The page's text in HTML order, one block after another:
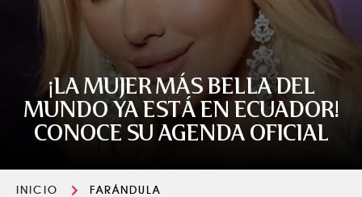
¡LA MUJER MÁS BELLA DEL
MUNDO YA ESTÁ EN ECUADOR!
CONOCE SU AGENDA OFICIAL
INICIO
FARÁNDULA